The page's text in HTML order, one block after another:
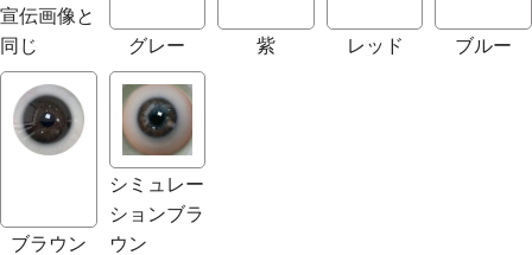
宣伝画像と
同じ
グレー 紫 レッド ブルー
ブラウン
シミュレー
ションブラ
ウン